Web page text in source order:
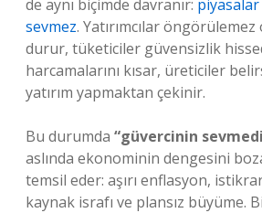
de aynı biçimde davranır:
sevmez. Yatırımcılar
durur, tüketiciler güvensizlik
harcamalarını kısar, üreticiler
yatırım yapmaktan çekinir.
Bu durumda “güvercinin
aslında ekonominin dengesini
temsil eder: aşırı enflasyon,
kaynak israfı ve plansız büyüme.